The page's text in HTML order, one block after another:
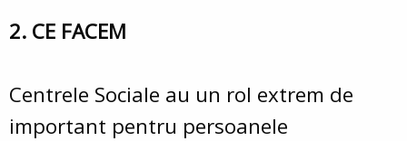
2. CE FACEM
Centrele Sociale au un rol extrem de
important pentru persoanele